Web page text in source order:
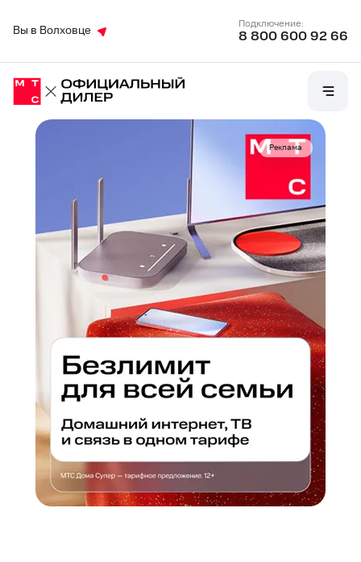
Вы в Волховце
Подключение:
8 800 600 92 66
Реклама